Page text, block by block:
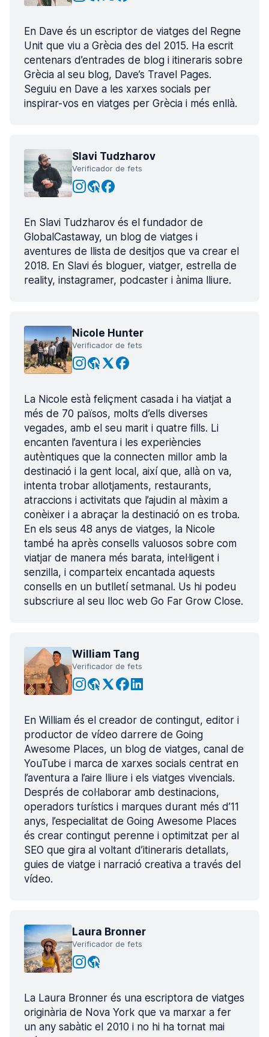
En Dave és un escriptor de viatges del Regne
Unit que viu a Grècia des del 2015. Ha escrit
centenars d’entrades de blog i itineraris sobre
Grècia al seu blog, Dave’s Travel Pages.
Seguiu en Dave a les xarxes socials per
inspirar-vos en viatges per Grècia i més enllà.
Slavi Tudzharov
Verificador de fets
En Slavi Tudzharov és el fundador de
GlobalCastaway, un blog de viatges i
aventures de llista de desitjos que va crear el
2018. En Slavi és bloguer, viatger, estrella de
reality, instagramer, podcaster i ànima lliure.
Nicole Hunter
Verificador de fets
La Nicole està feliçment casada i ha viatjat a
més de 70 països, molts d’ells diverses
vegades, amb el seu marit i quatre fills. Li
encanten l’aventura i les experiències
autèntiques que la connecten millor amb la
destinació i la gent local, així que, allà on va,
intenta trobar allotjaments, restaurants,
atraccions i activitats que l’ajudin al màxim a
conèixer i a abraçar la destinació on es troba.
En els seus 48 anys de viatges, la Nicole
també ha après consells valuosos sobre com
viatjar de manera més barata, intel·ligent i
senzilla, i comparteix encantada aquests
consells en un butlletí setmanal. Us hi podeu
subscriure al seu lloc web Go Far Grow Close.
William Tang
Verificador de fets
En William és el creador de contingut, editor i
productor de vídeo darrere de Going
Awesome Places, un blog de viatges, canal de
YouTube i marca de xarxes socials centrat en
l’aventura a l’aire lliure i els viatges vivencials.
Després de col·laborar amb destinacions,
operadors turístics i marques durant més d’11
anys, l’especialitat de Going Awesome Places
és crear contingut perenne i optimitzat per al
SEO que gira al voltant d’itineraris detallats,
guies de viatge i narració creativa a través del
vídeo.
Laura Bronner
Verificador de fets
La Laura Bronner és una escriptora de viatges
originària de Nova York que va marxar a fer
un any sabàtic el 2010 i no hi ha tornat mai